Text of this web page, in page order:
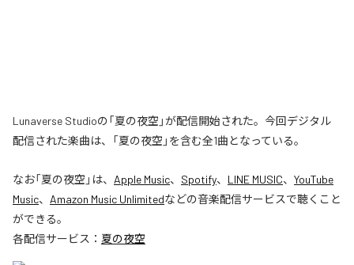
Lunaverse Studioの「夏の夜空」が配信開始された。今回デジタル
配信された楽曲は、「夏の夜空」を含む全1曲となっている。
なお「夏の夜空 」は、 Apple Music、 Spotify、 LINE MUSIC、 YouTube
Music、 Amazon Music Unlimitedなどの音楽配信サービスで聴くこと
ができる。
各配信サービス： 夏の夜空